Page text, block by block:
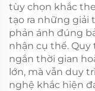
tùy chọn khắc
tạo ra những giải
phản ánh đúng
nhận cụ thể.
ngắn thời gian
lớn, mà vẫn duy
nghệ khắc hiện